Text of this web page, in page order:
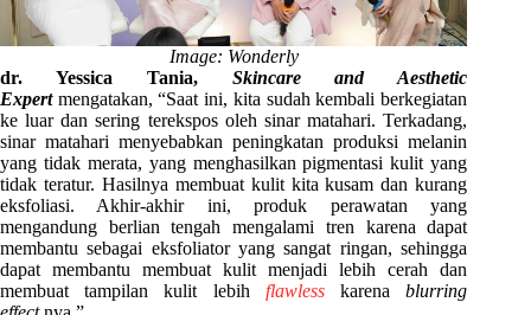
Image: Wonderly
dr. Yessica Tania, Skincare and Aesthetic
Expert mengatakan, “Saat ini, kita sudah kembali berkegiatan
ke luar dan sering terekspos oleh sinar matahari. Terkadang,
sinar matahari menyebabkan peningkatan produksi melanin
yang tidak merata, yang menghasilkan pigmentasi kulit yang
tidak teratur. Hasilnya membuat kulit kita kusam dan kurang
eksfoliasi. Akhir-akhir ini, produk perawatan yang
mengandung berlian tengah mengalami tren karena dapat
membantu sebagai eksfoliator yang sangat ringan, sehingga
dapat membantu membuat kulit menjadi lebih cerah dan
membuat tampilan kulit lebih flawlesskarenablurring